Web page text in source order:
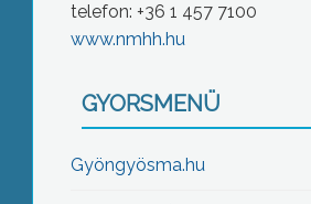
telefon: +36 1 457 7100
www.nmhh.hu
GYORSMENÜ
Gyöngyösma.hu